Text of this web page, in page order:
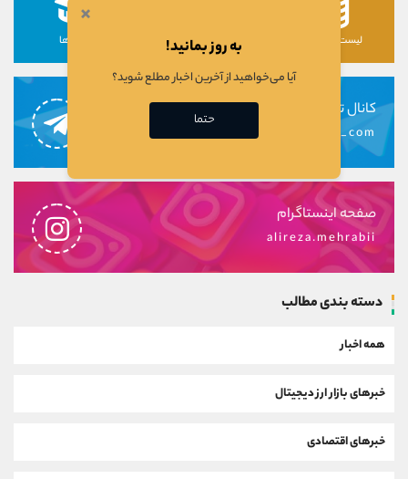
لیست رمزارزها لیست سهام ها دوره ها
کانال تلگرام
alirezamehrabi_com
صفحه اینستاگرام
alireza.mehrabii
دسته بندی مطالب
همه اخبار
خبرهای بازار ارز دیجیتال
خبرهای اقتصادی
×
به روز بمانید!
آیا می‌خواهید از آخرین اخبار مطلع شوید؟
حتما